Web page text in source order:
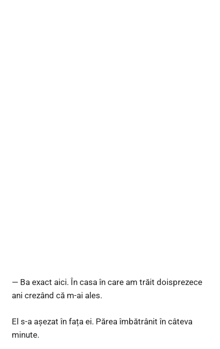
— Ba exact aici. În casa în care am trăit doisprezece
ani crezând că m-ai ales.
El s-a așezat în fața ei. Părea îmbătrânit în câteva
minute.